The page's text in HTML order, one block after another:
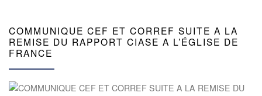
COMMUNIQUE CEF ET CORREF SUITE A LA
REMISE DU RAPPORT CIASE A L’ÉGLISE DE
FRANCE